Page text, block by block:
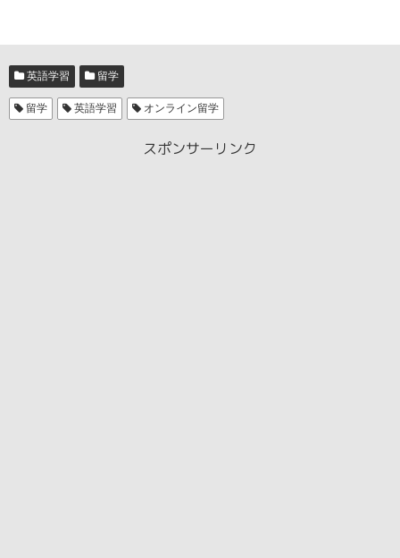
英語学習 留学
留学 英語学習 オンライン留学
スポンサーリンク